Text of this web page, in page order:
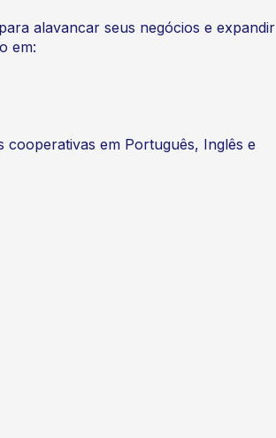
alavancar seus negócios e expandir
em:
cooperativas em Português, Inglês e